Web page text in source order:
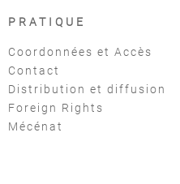
PRATIQUE
Coordonnées et Accès
Contact
Distribution et diffusion
Foreign Rights
Mécénat